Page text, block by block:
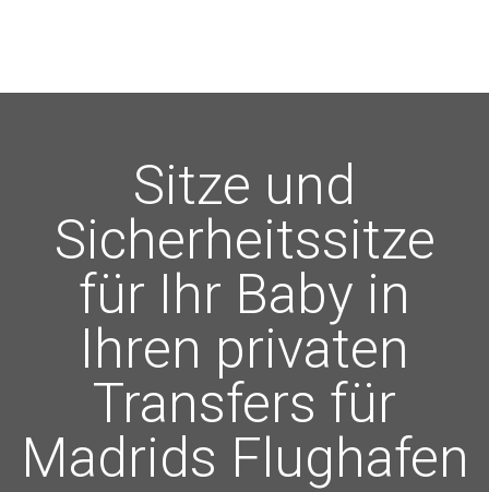
Sitze und
Sicherheitssitze
für Ihr Baby in
Ihren privaten
Transfers für
Madrids Flughafen